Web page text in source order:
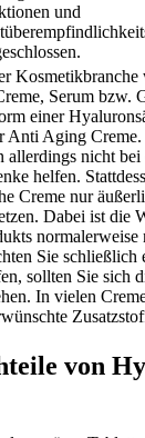
und
Serum bzw.
einer
Anti Aging
allerdings nicht
helfen.
Creme nur
Dabei ist die
Sie schließlich
sollten Sie sich
In vielen
von